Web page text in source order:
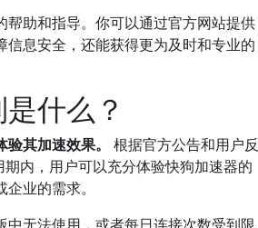
助和指导。你可以通过官方网站提供
息安全，还能获得更为及时和专业的
什么？
其加速效果。
根据官方公告和用户反
内，用户可以充分体验快狗加速器的
业的需求。